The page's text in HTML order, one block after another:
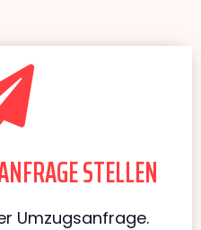
STELLEN
Umzugsanfrage.